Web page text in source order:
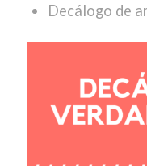
Decálogo de